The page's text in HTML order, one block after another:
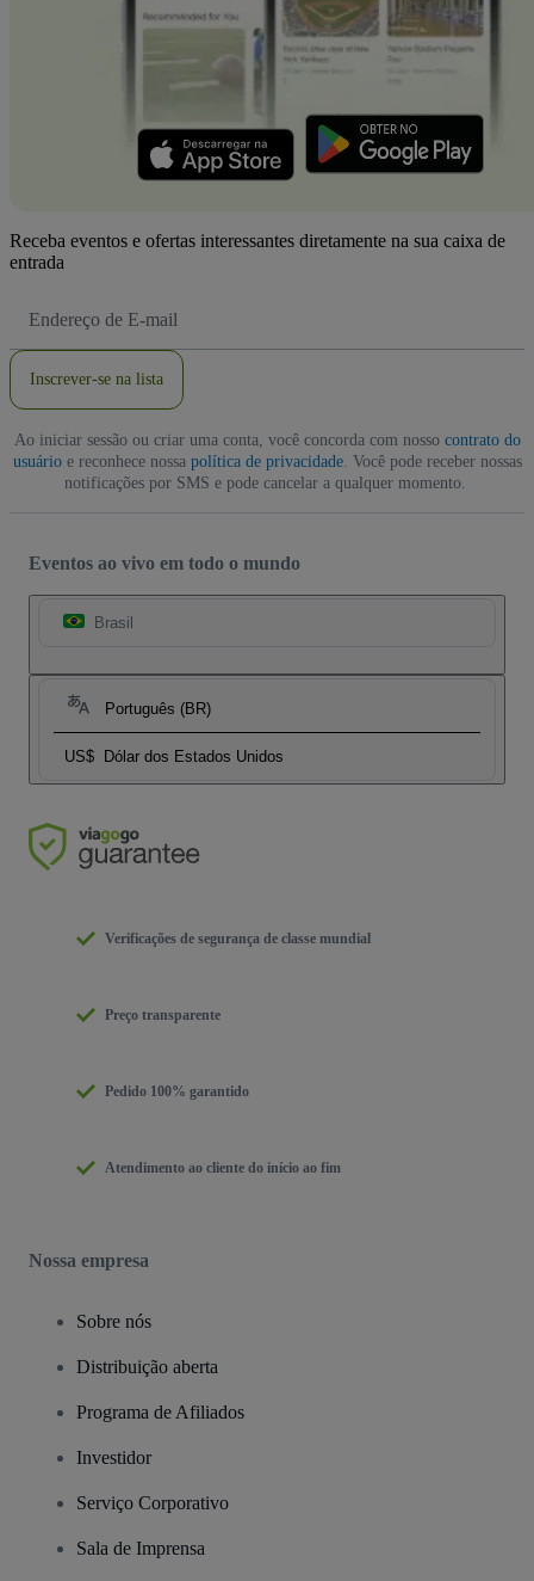
Receba eventos e ofertas interessantes diretamente na sua caixa de
entrada
de
Inscrever-se na lista
Ao iniciar sessão ou criar uma conta, você concorda com nosso contrato do
usuárioe reconhece nossa política de privacidade. Você pode receber nossas
notificações por SMS e pode cancelar a qualquer momento.
Eventos ao vivo em todo o mundo
Brasil
Português (BR)
US$ Dólar dos Estados Unidos
Verificações de segurança de classe mundial
Preço transparente
Pedido 100% garantido
Atendimento ao cliente do início ao fim
Nossa empresa
Sobre nós
Distribuição aberta
Programa de Afiliados
Investidor
Serviço Corporativo
Sala de Imprensa